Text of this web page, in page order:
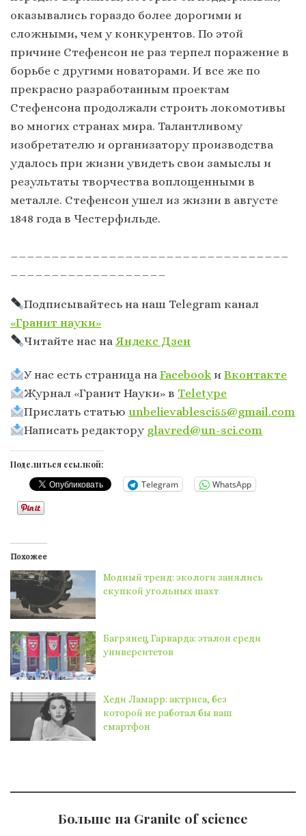
оказывались гораздо более дорогими и
сложными, чем у конкурентов. По этой
причине Стефенсон не раз терпел поражение в
борьбе с другими новаторами. И все же по
прекрасно разработанным проектам
Стефенсона продолжали строить локомотивы
во многих странах мира. Талантливому
изобретателю и организатору производства
удалось при жизни увидеть свои замыслы и
результаты творчества воплощенными в
металле. Стефенсон ушел из жизни в августе
1848 года в Честерфильде.
Подписывайтесь на наш Telegram канал
«Гранит науки»
Читайте нас наЯндекс Дзен
У нас есть страница наFacebookиВконтакте
Журнал «Гранит Науки» в Тeletype
Прислать статьюunbelievablesci55@gmail.com
Написать редактору glavred@un-sci.com
Поделиться ссылкой:
Telegram WhatsApp
Похожее
Модный тренд: экологи занялись
скупкой угольных шахт
Багрянец Гарварда: эталон среди
университетов
Хеди Ламарр: актриса, без
которой не работал бы ваш
смартфон
Больше на Granite of science